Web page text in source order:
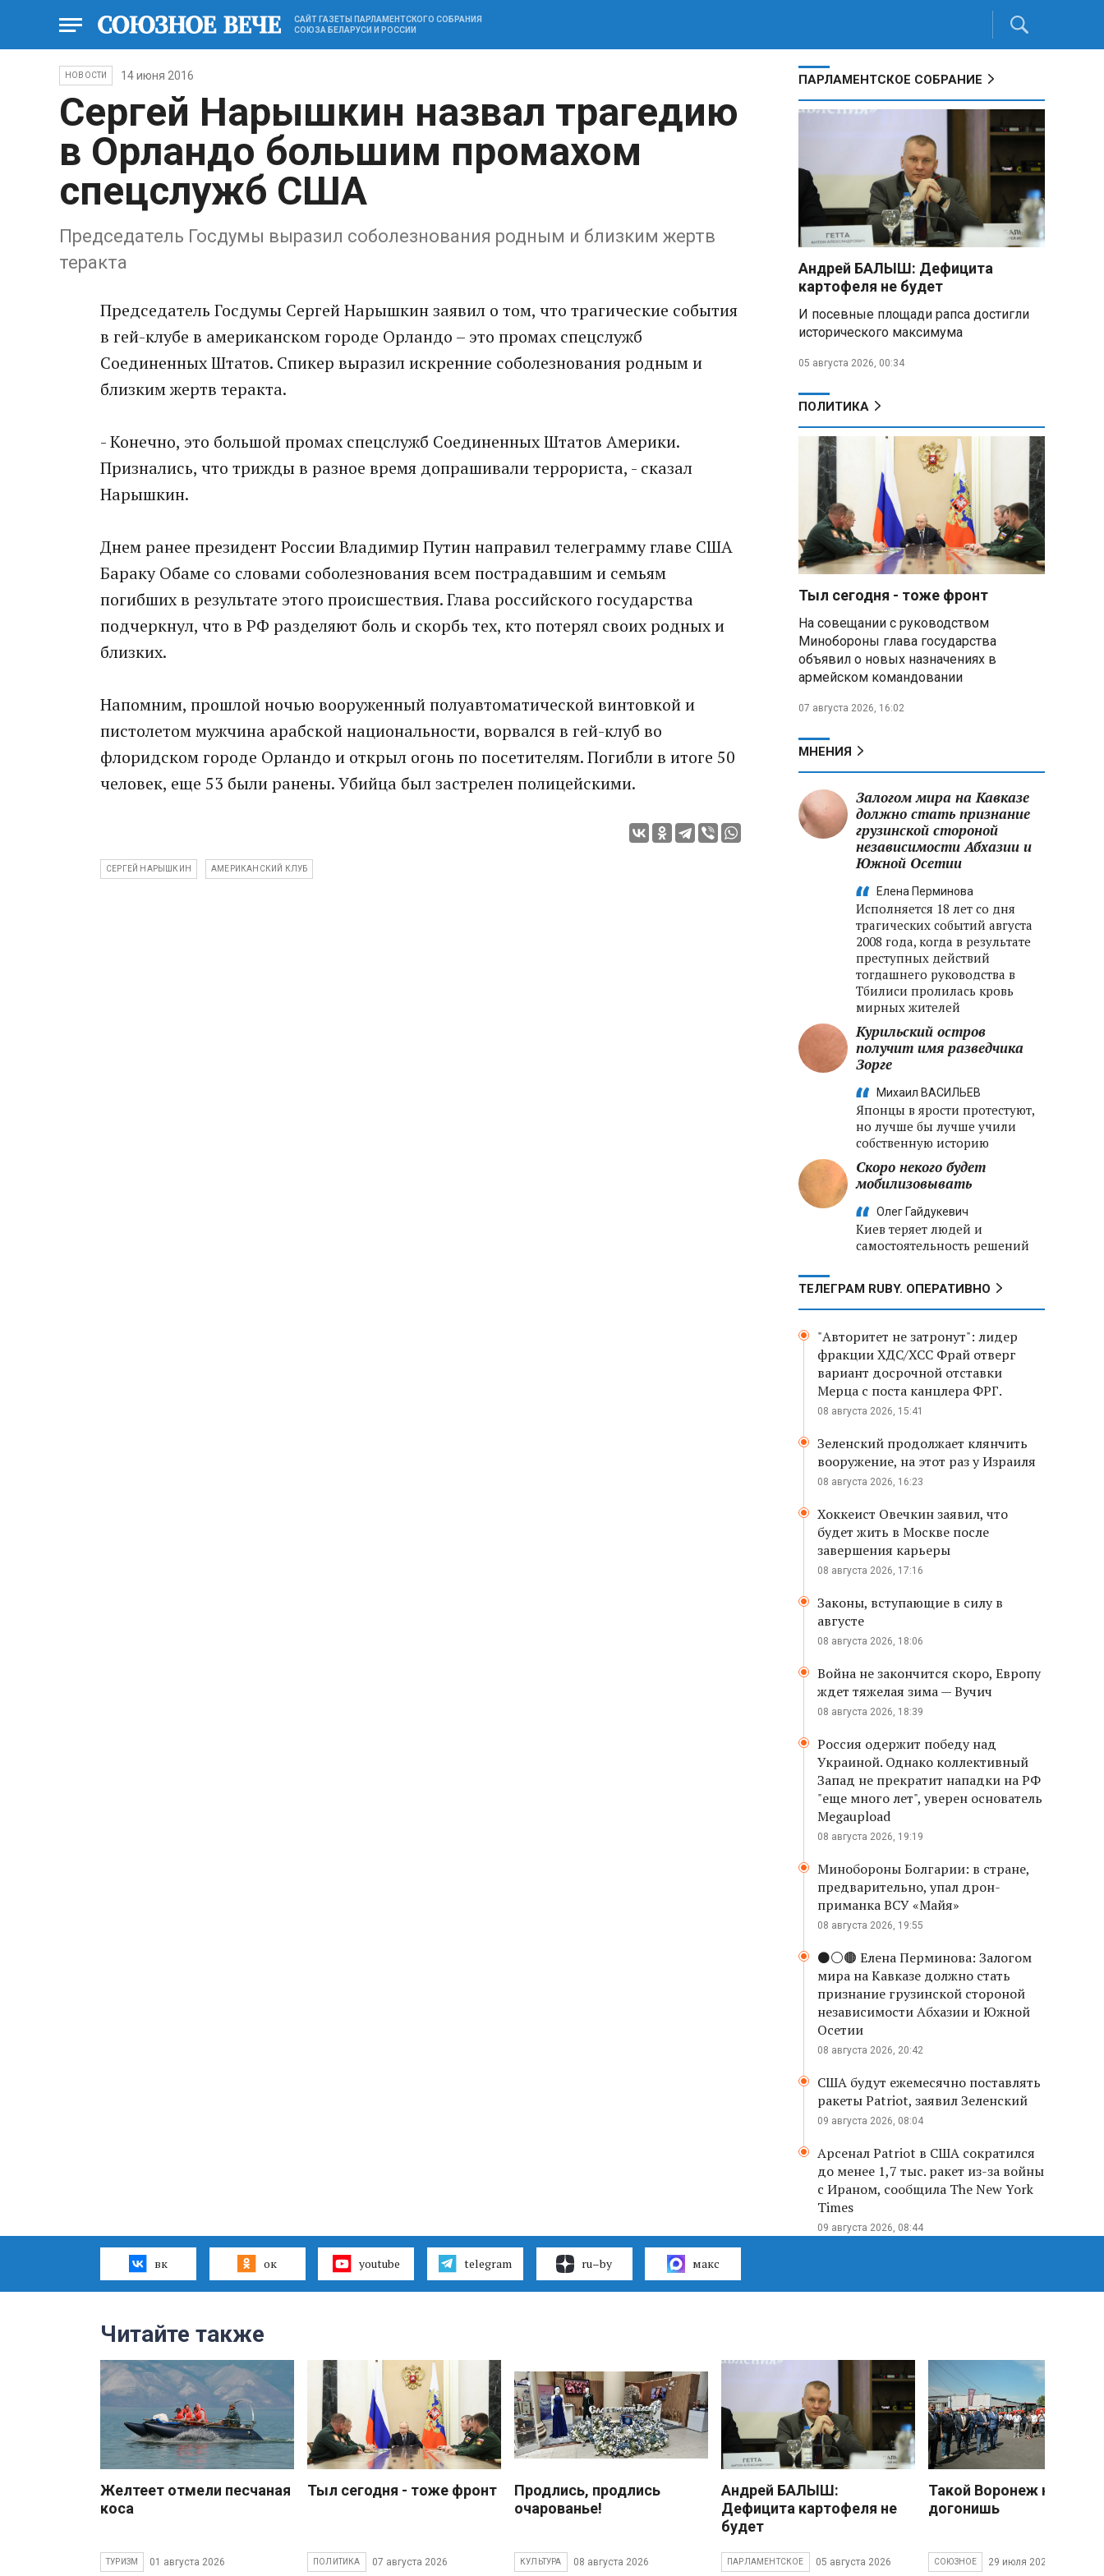
САЙТ ГАЗЕТЫ ПАРЛАМЕНТСКОГО СОБРАНИЯ
СОЮЗА БЕЛАРУСИ И РОССИИ
НОВОСТИ 14 июня 2016
Сергей Нарышкин назвал трагедию
в Орландо большим промахом
спецслужб США
Председатель Госдумы выразил соболезнования родным и близким жертв
теракта
Председатель Госдумы Сергей Нарышкин заявил о том, что трагические события
в гей-клубе в американском городе Орландо – это промах спецслужб
Соединенных Штатов. Спикер выразил искренние соболезнования родным и
близким жертв теракта.
- Конечно, это большой промах спецслужб Соединенных Штатов Америки.
Признались, что трижды в разное время допрашивали террориста, - сказал
Нарышкин.
Днем ранее президент России Владимир Путин направил телеграмму главе США
Бараку Обаме со словами соболезнования всем пострадавшим и семьям
погибших в результате этого происшествия. Глава российского государства
подчеркнул, что в РФ разделяют боль и скорбь тех, кто потерял своих родных и
близких.
Напомним, прошлой ночью вооруженный полуавтоматической винтовкой и
пистолетом мужчина арабской национальности, ворвался в гей-клуб во
флоридском городе Орландо и открыл огонь по посетителям. Погибли в итоге 50
человек, еще 53 были ранены. Убийца был застрелен полицейскими.
СЕРГЕЙ НАРЫШКИН АМЕРИКАНСКИЙ КЛУБ
ПАРЛАМЕНТСКОЕ СОБРАНИЕ
Андрей БАЛЫШ: Дефицита
картофеля не будет
И посевные площади рапса достигли
исторического максимума
05 августа 2026, 00:34
ПОЛИТИКА
Тыл сегодня - тоже фронт
На совещании с руководством
Минобороны глава государства
объявил о новых назначениях в
армейском командовании
07 августа 2026, 16:02
МНЕНИЯ
Залогом мира на Кавказе
должно стать признание
грузинской стороной
независимости Абхазии и
Южной Осетии
Елена Перминова
Исполняется 18 лет со дня
трагических событий августа
2008 года, когда в результате
преступных действий
тогдашнего руководства в
Тбилиси пролилась кровь
мирных жителей
Курильский остров
получит имя разведчика
Зорге
Михаил ВАСИЛЬЕВ
Японцы в ярости протестуют,
но лучше бы лучше учили
собственную историю
Скоро некого будет
мобилизовывать
Олег Гайдукевич
Киев теряет людей и
самостоятельность решений
ТЕЛЕГРАМ RUBY. ОПЕРАТИВНО
"Авторитет не затронут": лидер
фракции ХДС/ХСС Фрай отверг
вариант досрочной отставки
Мерца с поста канцлера ФРГ.
08 августа 2026, 15:41
Зеленский продолжает клянчить
вооружение, на этот раз у Израиля
08 августа 2026, 16:23
Хоккеист Овечкин заявил, что
будет жить в Москве после
завершения карьеры
08 августа 2026, 17:16
Законы, вступающие в силу в
августе
08 августа 2026, 18:06
Война не закончится скоро, Европу
ждет тяжелая зима — Вучич
08 августа 2026, 18:39
Россия одержит победу над
Украиной. Однако коллективный
Запад не прекратит нападки на РФ
"еще много лет", уверен основатель
Megaupload
08 августа 2026, 19:19
Минобороны Болгарии: в стране,
предварительно, упал дрон-
приманка ВСУ «Майя»
08 августа 2026, 19:55
⚫️⚪️🟤 Елена Перминова: Залогом
мира на Кавказе должно стать
признание грузинской стороной
независимости Абхазии и Южной
Осетии
08 августа 2026, 20:42
США будут ежемесячно поставлять
ракеты Patriot, заявил Зеленский
09 августа 2026, 08:04
Арсенал Patriot в США сократился
до менее 1,7 тыс. ракет из-за войны
с Ираном, сообщила The New York
Times
09 августа 2026, 08:44
вк ок youtube telegram ru–by макс
Читайте также
Желтеет отмели песчаная
коса
ТУРИЗМ 01 августа 2026
Тыл сегодня - тоже фронт
ПОЛИТИКА 07 августа 2026
Продлись, продлись
очарованье!
КУЛЬТУРА 08 августа 2026
Андрей БАЛЫШ:
Дефицита картофеля не
будет
ПАРЛАМЕНТСКОЕ 05 августа 2026
Такой Воронеж не
догонишь
СОЮЗНОЕ 29 июля 2026